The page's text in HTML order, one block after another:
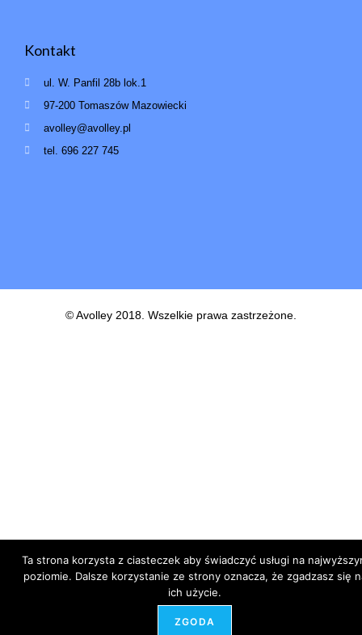
Kontakt
ul. W. Panfil 28b lok.1
97-200 Tomaszów Mazowiecki
avolley@avolley.pl
tel. 696 227 745
© Avolley 2018. Wszelkie prawa zastrzeżone.
Ta strona korzysta z ciasteczek aby świadczyć usługi na
poziomie. Dalsze korzystanie ze strony oznacza, że zgadzasz się
ich użycie.
ZGODA